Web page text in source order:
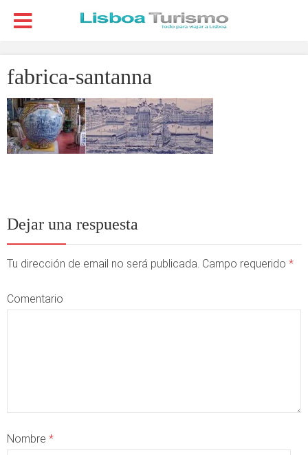
fabrica-santanna
Dejar una respuesta
Tu dirección de email no será publicada. Campo requerido *
Comentario
Nombre *